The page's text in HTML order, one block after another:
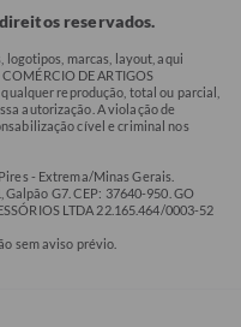
reservados.
logotipos, marcas, layout, aqui
DE ARTIGOS
qualquer reprodução, total ou parcial,
autorização. A violação de
cível e criminal nos
- Extrema/Minas Gerais.
G7. CEP: 37640-950. GO
LTDA 22.165.464/0003-52
sem aviso prévio.